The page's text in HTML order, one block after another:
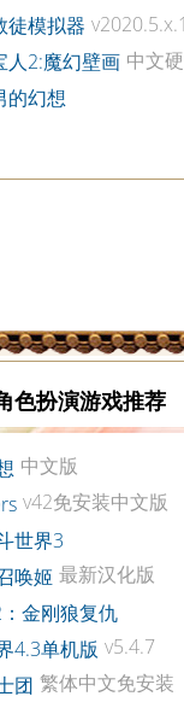
徒模拟器
永久版
人2:魔幻壁画 中文
的幻想
色扮演游戏推荐
中文版
v42免安装中文版
世界3
唤姬 最新汉化版
金刚狼复仇
4.3单机版 v5.4.7
团 繁体中文免安装